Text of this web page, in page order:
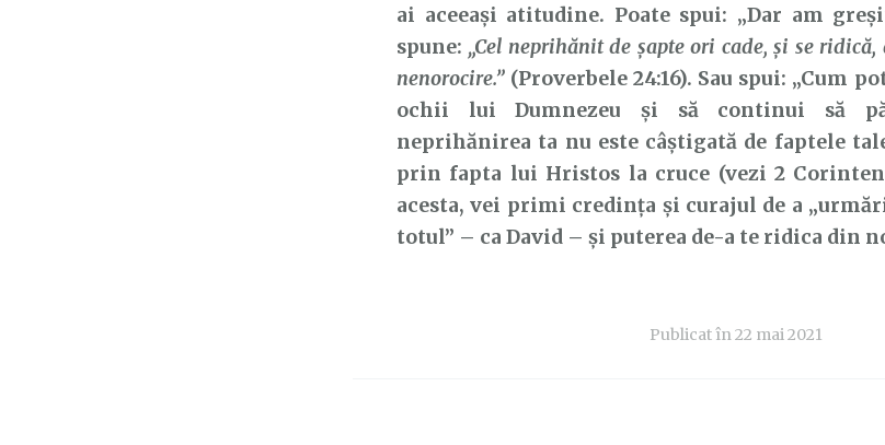
ai aceeași atitudine. Poate spui: „Dar am
spune: „Cel neprihănit de şapte ori cade, şi se
nenorocire.” (Proverbele 24:16). Sau spui: „Cum
ochii lui Dumnezeu și să continui să
neprihănirea ta nu este câștigată de faptele
prin fapta lui Hristos la cruce (vezi 2
acesta, vei primi credința și curajul de a
totul” – ca David – și puterea de-a te ridica din
Publicat în22 mai 2021